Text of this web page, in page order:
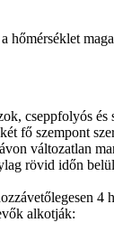
cseppfolyós
fő szempont
változatlan
rövid időn
alkotják: